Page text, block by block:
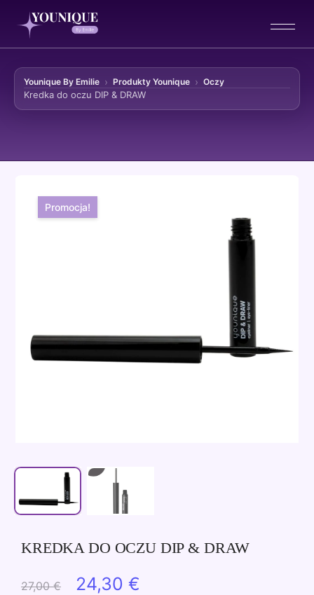
Younique By Emilie Produkty Younique Oczy
Kredka do oczu DIP & DRAW
Przejdź do treści
Promocja!
KREDKA DO OCZU DIP & DRAW
27,00€
Pierwotna
24,30 €